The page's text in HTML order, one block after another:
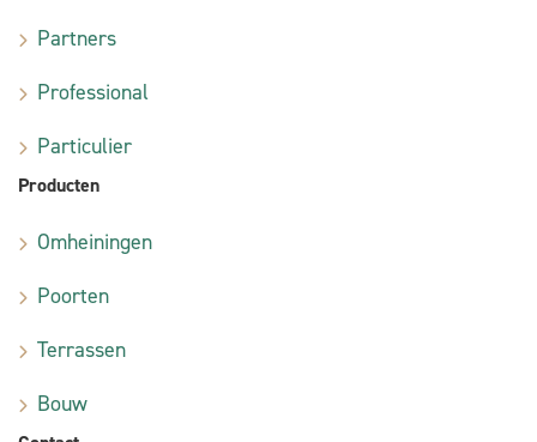
Partners
Professional
Particulier
Producten
Omheiningen
Poorten
Terrassen
Bouw